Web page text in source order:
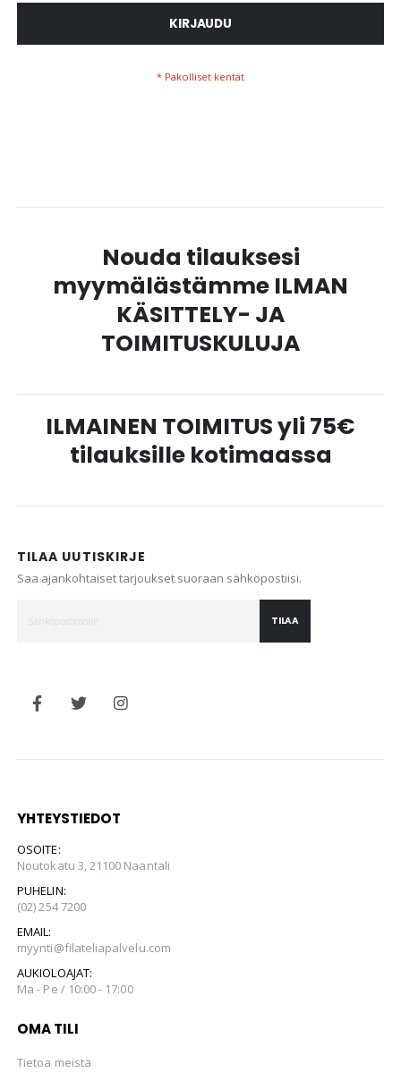
KIRJAUDU
Nouda tilauksesi
myymälästämme ILMAN
KÄSITTELY- JA
TOIMITUSKULUJA
ILMAINEN TOIMITUS yli 75€
tilauksille kotimaassa
TILAA UUTISKIRJE
Saa ajankohtaiset tarjoukset suoraan sähköpostiisi.
TILAA
YHTEYSTIEDOT
OSOITE:
Noutokatu 3, 21100 Naantali
PUHELIN:
(02) 254 7200
EMAIL:
myynti@filateliapalvelu.com
AUKIOLOAJAT:
Ma - Pe / 10:00 - 17:00
OMA TILI
Tietoa meistä